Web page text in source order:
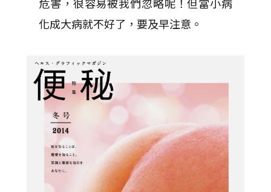
化成大病就不好了，要及早注意。